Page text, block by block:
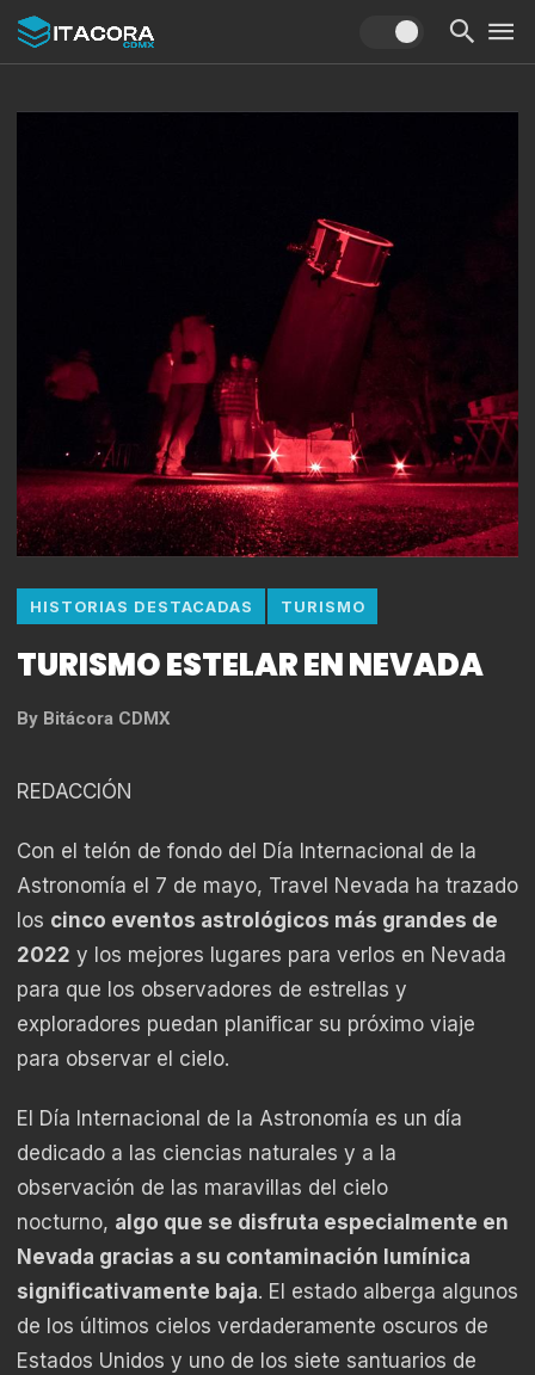
HISTORIAS DESTACADAS TURISMO
TURISMO ESTELAR EN NEVADA
By Bitácora CDMX
REDACCIÓN
Con el telón de fondo del Día Internacional de la
Astronomía el 7 de mayo, Travel Nevada ha trazado
los cinco eventos astrológicos más grandes de
2022 y los mejores lugares para verlos en Nevada
para que los observadores de estrellas y
exploradores puedan planificar su próximo viaje
para observar el cielo.
El Día Internacional de la Astronomía es un día
dedicado a las ciencias naturales y a la
observación de las maravillas del cielo
nocturno, algo que se disfruta especialmente en
Nevada gracias a su contaminación lumínica
significativamente baja. El estado alberga algunos
de los últimos cielos verdaderamente oscuros de
Estados Unidos y uno de los siete santuarios de